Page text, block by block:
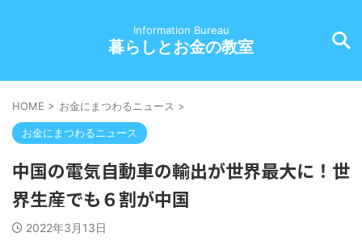
Information Bureau
暮らしとお金の教室
HOME > お金にまつわるニュース >
お金にまつわるニュース
中国の電気自動車の輸出が世界最大に！世
界生産でも６割が中国
2022年3月13日